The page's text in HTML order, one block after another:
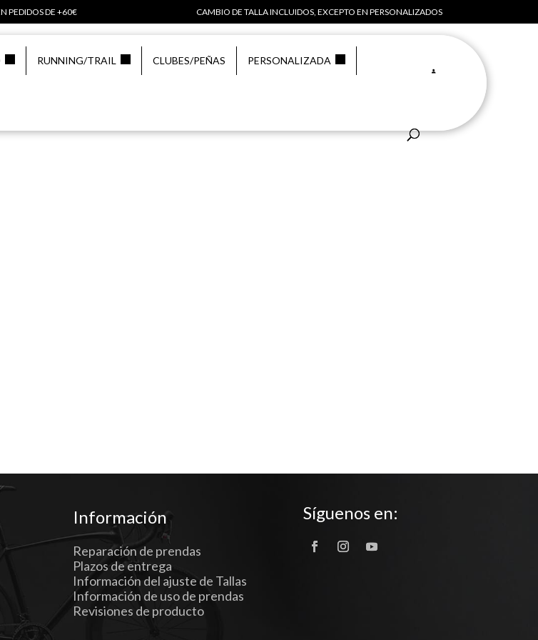
PEDIDOS DE +60€ CAMBIO DE TALLA INCLUIDOS, EXCEPTO EN PERSONALIZADOS
RUNNING/TRAIL CLUBES/PEÑAS PERSONALIZADA
Información
Reparación de prendas
Plazos de entrega
Información del ajuste de Tallas
Información de uso de prendas
Revisiones de producto
Síguenos en: